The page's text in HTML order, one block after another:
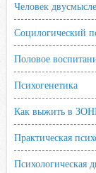
Человек
Социлогический
Половое
Психогенетика
Как выжить в
Практическая
Психологическая